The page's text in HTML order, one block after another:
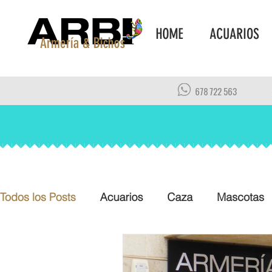
Armería & Bichos
HOME ACUARIOS
678 722 563
Todos los Posts Acuarios Caza Mascotas